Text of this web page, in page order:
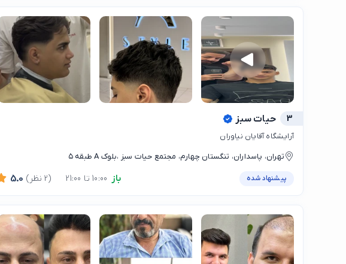
3 حیات سبز
آرایشگاه آقایان نیاوران
تهران، پاسداران، تنگستان چهارم، مجتمع حیات سبز ،بلوک A طبقه ۵
پیشنهاد شده باز 5.0 (2 نظر)